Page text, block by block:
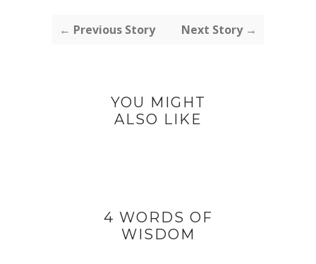
← Previous Story Next Story →
YOU MIGHT
ALSO LIKE
4 WORDS OF
WISDOM